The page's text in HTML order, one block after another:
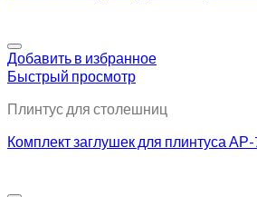
Добавить в избранное
Быстрый просмотр
Плинтус для столешниц
Комплект заглушек для плинтуса